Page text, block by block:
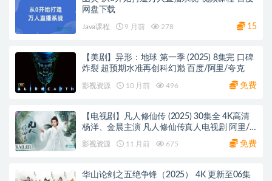
网盘下载
Java课程 9 月前 278 15
【美剧】异形：地球 第一季 (2025) 8集完 口碑
炸裂 超预期水准再创科幻巅 百度/阿里/夸克
影视资源 10 月前 496 免费
【电视剧】凡人修仙传 (2025) 30集全 4K高清
杨洋、金晨主演 凡人修仙传真人电视剧 阿里/
影视资源 11 月前 675 免费
华山论剑之五绝争锋（2025） 4K 更新至06集